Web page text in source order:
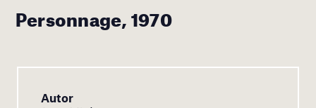
Personnage, 1970
Autor